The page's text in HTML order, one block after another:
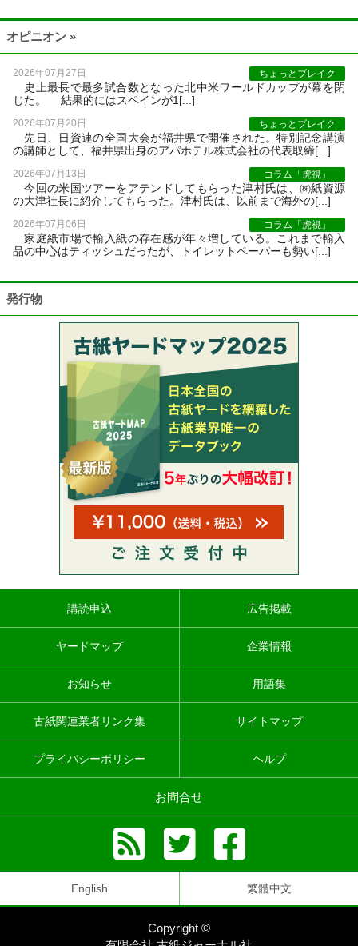
オピニオン »
2026年07月27日 ちょっとブレイク
史上最長で最多試合数となった北中米ワールドカップが幕を閉
じた。 結果的にはスペインが1[...]
2026年07月20日 ちょっとブレイク
先日、日資連の全国大会が福井県で開催された。特別記念講演
の講師として、福井県出身のアパホテル株式会社の代表取締[...]
2026年07月13日 コラム「虎視」
今回の米国ツアーをアテンドしてもらった津村氏は、㈱紙資源
の大津社長に紹介してもらった。津村氏は、以前まで海外の[...]
2026年07月06日 コラム「虎視」
家庭紙市場で輸入紙の存在感が年々増している。これまで輸入
品の中心はティッシュだったが、トイレットペーパーも勢い[...]
発行物
講読申込 広告掲載
ヤードマップ 企業情報
お知らせ 用語集
古紙関連業者リンク集 サイトマップ
プライバシーポリシー ヘルプ
お問合せ
English 繁體中文
Copyright ©